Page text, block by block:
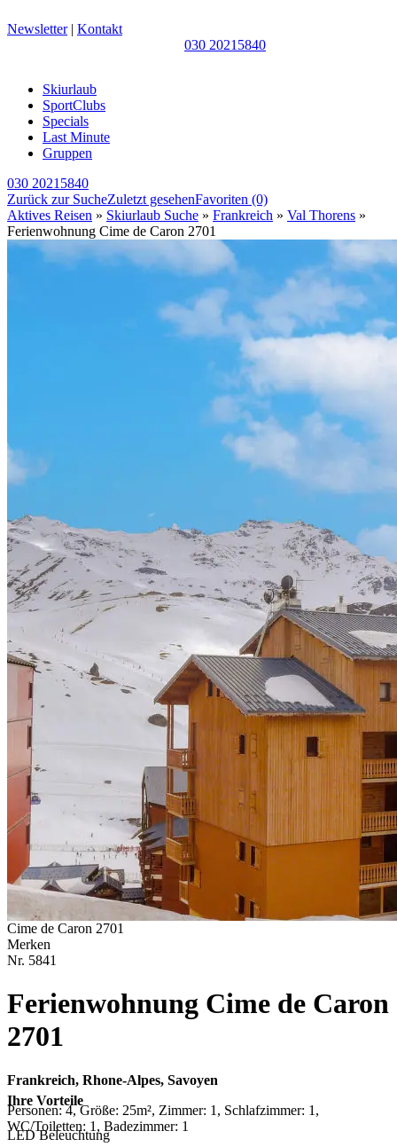
Newsletter| Kontakt
030 20215840
Skiurlaub
SportClubs
Specials
Last Minute
Gruppen
030 20215840
Zurück zur SucheZuletzt gesehenFavoriten (0)
Aktives Reisen » Skiurlaub Suche » Frankreich » Val Thorens »
Ferienwohnung Cime de Caron 2701
Cime de Caron 2701
Merken
Nr. 5841
Ferienwohnung Cime de Caron
2701
Frankreich, Rhone-Alpes, Savoyen
Personen: 4, Größe: 25m², Zimmer: 1, Schlafzimmer: 1,
WC/Toiletten: 1, Badezimmer: 1
Ihre Vorteile
LED Beleuchtung